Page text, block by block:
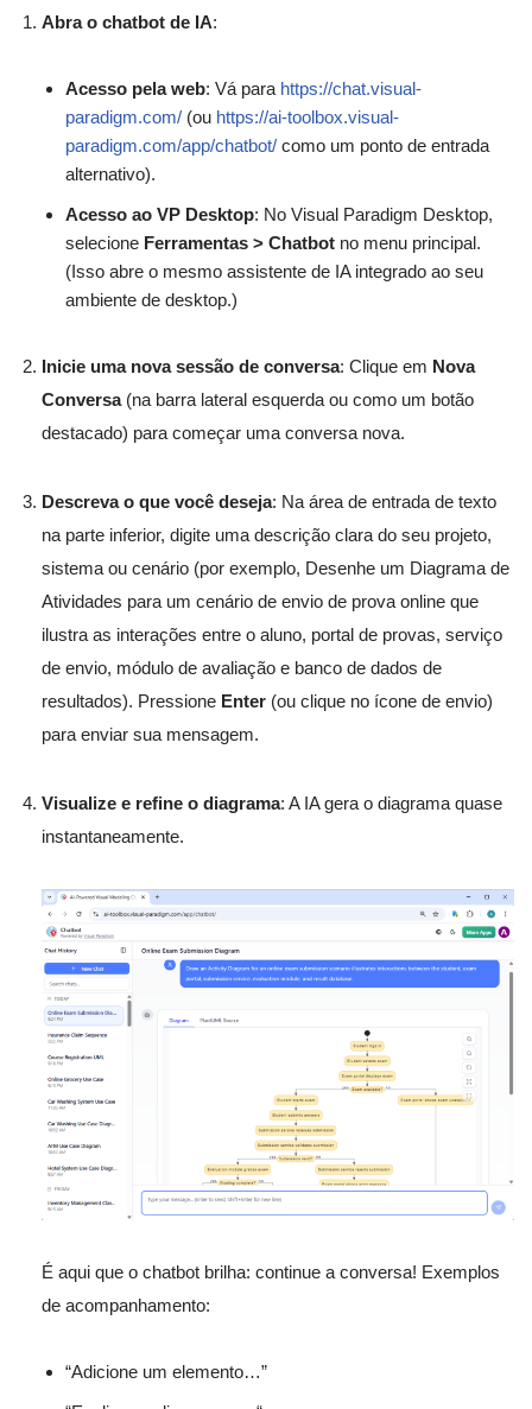
Abra o chatbot de IA:
Acesso pela web: Vá para https://chat.visual-
paradigm.com/ (ou https://ai-toolbox.visual-
paradigm.com/app/chatbot/ como um ponto de entrada
alternativo).
Acesso ao VP Desktop: No Visual Paradigm Desktop,
selecione Ferramentas > Chatbot no menu principal.
(Isso abre o mesmo assistente de IA integrado ao seu
ambiente de desktop.)
Inicie uma nova sessão de conversa: Clique em Nova
Conversa(na barra lateral esquerda ou como um botão
destacado) para começar uma conversa nova.
Descreva o que você deseja: Na área de entrada de texto
na parte inferior, digite uma descrição clara do seu projeto,
sistema ou cenário (por exemplo, Desenhe um Diagrama de
Atividades para um cenário de envio de prova online que
ilustra as interações entre o aluno, portal de provas, serviço
de envio, módulo de avaliação e banco de dados de
resultados). Pressione Enter (ou clique no ícone de envio)
para enviar sua mensagem.
Visualize e refine o diagrama: A IA gera o diagrama quase
instantaneamente.
É aqui que o chatbot brilha: continue a conversa! Exemplos
de acompanhamento:
“Adicione um elemento…”